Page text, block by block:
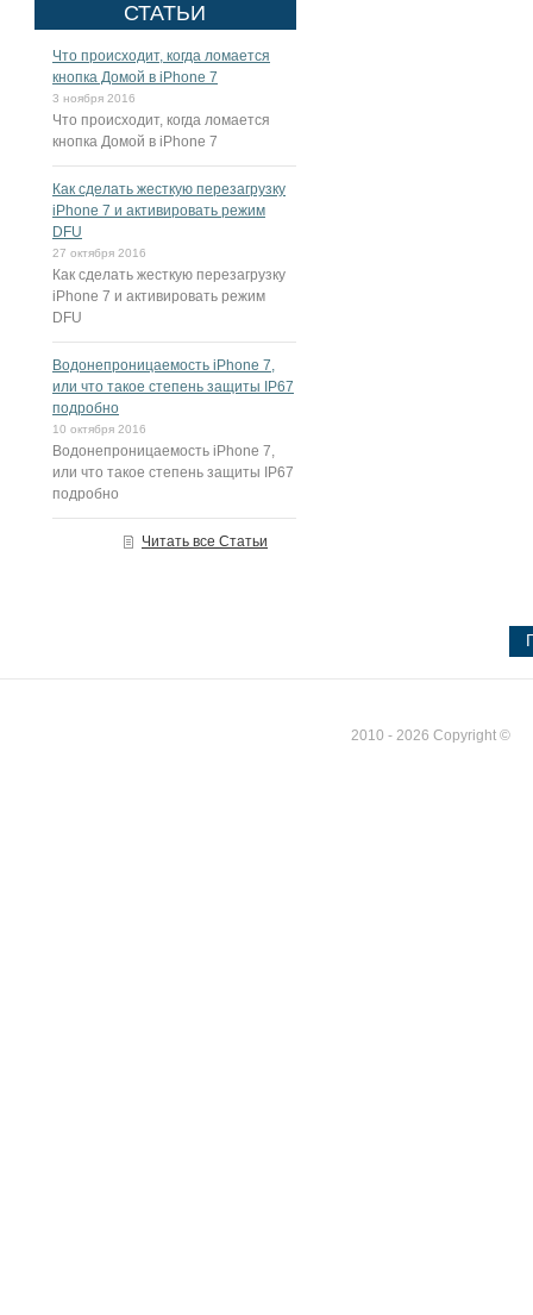
СТАТЬИ
Что происходит, когда ломается
кнопка Домой в iPhone 7
3 ноября 2016
Что происходит, когда ломается
кнопка Домой в iPhone 7
Как сделать жесткую перезагрузку
iPhone 7 и активировать режим
DFU
27 октября 2016
Как сделать жесткую перезагрузку
iPhone 7 и активировать режим
DFU
Водонепроницаемость iPhone 7,
или что такое степень защиты IP67
подробно
10 октября 2016
Водонепроницаемость iPhone 7,
или что такое степень защиты IP67
подробно
Читать все Статьи
2010 - 2026 Copyright ©